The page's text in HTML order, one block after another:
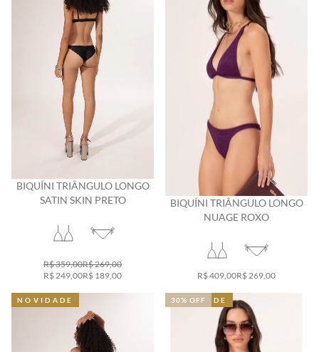
BIQUÍNI TRIÂNGULO LONGO
SATIN SKIN PRETO
R$ 359,00
R$ 249,00
R$ 269,00
R$ 189,00
BIQUÍNI TRIÂNGULO LONGO
NUAGE ROXO
R$ 409,00R$ 269,00
NOVIDADE
NOVIDADE NOVIDADE
NOVIDADE
30% OFF